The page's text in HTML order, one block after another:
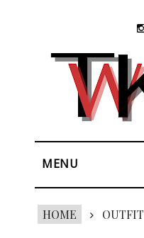
MENU
HOME OUTFIT